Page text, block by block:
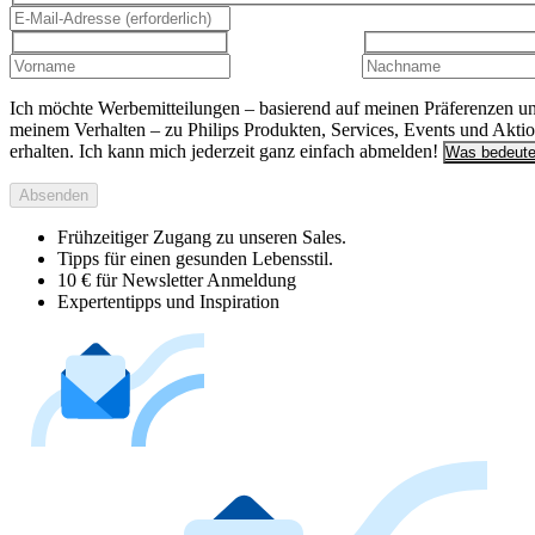
Ich möchte Werbemitteilungen – basierend auf meinen Präferenzen
meinem Verhalten – zu Philips Produkten, Services, Events und
erhalten. Ich kann mich jederzeit ganz einfach abmelden! Was
Absenden
Frühzeitiger Zugang zu unseren Sales.
Tipps für einen gesunden Lebensstil.
10 € für Newsletter Anmeldung
Expertentipps und Inspiration